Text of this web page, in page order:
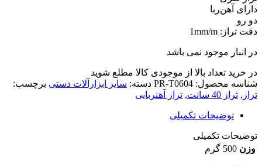
دارای آهن‌ربا
دو رو
دقت تراز: 1mm/m
در انبار موجود نمی باشد
در خرید تعداد بالا از موجودی کالا مطلع شوید
شناسه محصول: PR-T0604 دسته: سایز ابزارآلات دستی برچسب:
تراز , تراز 40 سانت , تراز آهنربایی
توضیحات تکمیلی
توضیحات تکمیلی
وزن 500 گرم